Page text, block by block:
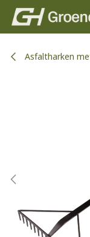
Overslaan naar inhoud
Asfaltharken